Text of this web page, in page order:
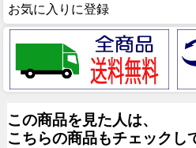
お気に入りに登録
この商品を見た人は、
こちらの商品もチェックし